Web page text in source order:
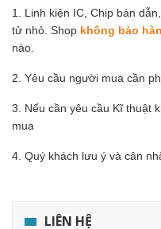
1. Linh kiện IC, Chip bán
tử nhỏ. Shop không bảo
nào.
2. Yêu cầu người mua cần
3. Nếu cần yêu cầu Kĩ thuật
mua
4. Quý khách lưu ý và cân
LIÊN HỆ